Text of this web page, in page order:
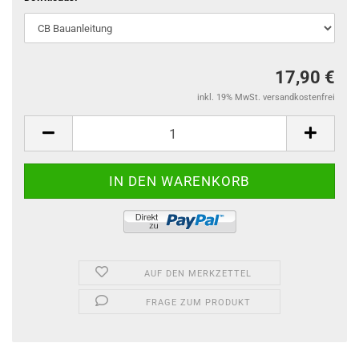
17,90 €
inkl. 19% MwSt. versandkostenfrei
AUF DEN MERKZETTEL
FRAGE ZUM PRODUKT